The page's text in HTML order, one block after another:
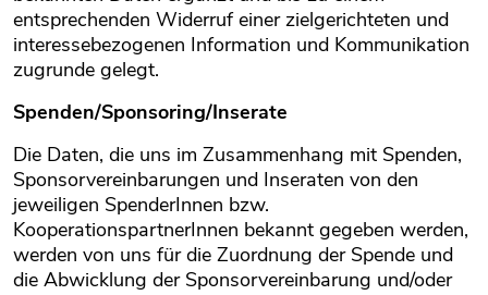
entsprechenden Widerruf einer zielgerichteten und
interessebezogenen Information und Kommunikation
zugrunde gelegt.
Spenden/Sponsoring/Inserate
Die Daten, die uns im Zusammenhang mit Spenden,
Sponsorvereinbarungen und Inseraten von den
jeweiligen SpenderInnen bzw.
KooperationspartnerInnen bekannt gegeben werden,
werden von uns für die Zuordnung der Spende und
die Abwicklung der Sponsorvereinbarung und/oder